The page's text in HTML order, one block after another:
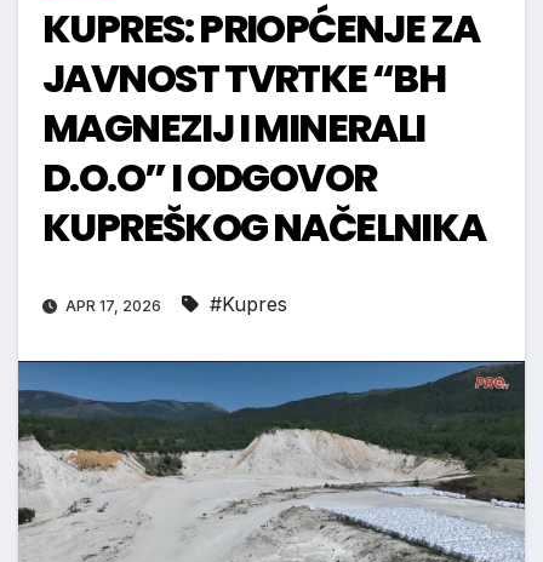
KUPRES: PRIOPĆENJE ZA
JAVNOST TVRTKE “BH
MAGNEZIJ I MINERALI
D.O.O” I ODGOVOR
KUPREŠKOG NAČELNIKA
APR 17, 2026 #Kupres